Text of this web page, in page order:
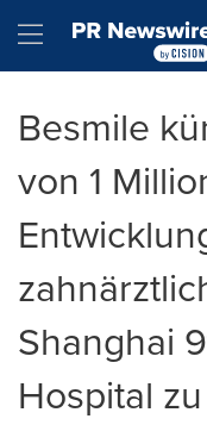
Hamburger
Besmile
von 1
Shanghai
Hospital